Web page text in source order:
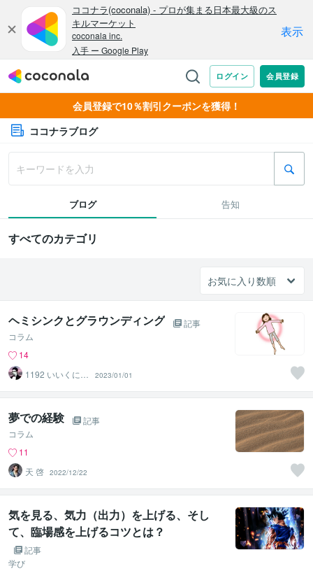
会員登録で10％割引クーポンを獲得！
ココナラブログ
ブログ 告知
すべてのカテゴリ
ヘミシンクとグラウンディング
記事
コラム
14
1192 いいくに
つく郎
2023/01/01
夢での経験
記事
コラム
11
天 啓 2022/12/22
気を見る、気力（出力）を上げる、そし
て、臨場感を上げるコツとは？
記事
学び